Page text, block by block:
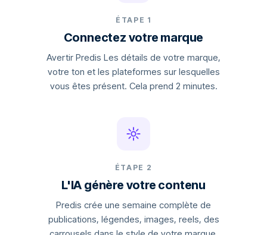
ÉTAPE 1
Connectez votre marque
Avertir Predis Les détails de votre marque,
votre ton et les plateformes sur lesquelles
vous êtes présent. Cela prend 2 minutes.
ÉTAPE 2
L'IA génère votre contenu
Predis crée une semaine complète de
publications, légendes, images, reels, des